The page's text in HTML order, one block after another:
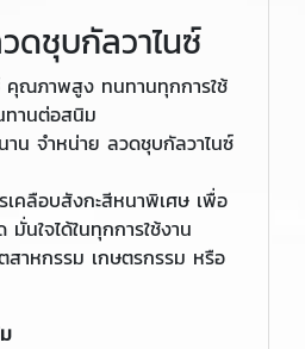
ดชุบกัลวาไนซ์
คุณภาพสูง ทนทานทุกการใช้
านต่อสนิม
นาน จำหน่าย ลวดชุบกัลวาไนซ์
เคลือบสังกะสีหนาพิเศษ เพื่อ
นใจได้ในทุกการใช้งาน
ตสาหกรรม เกษตรกรรม หรือ